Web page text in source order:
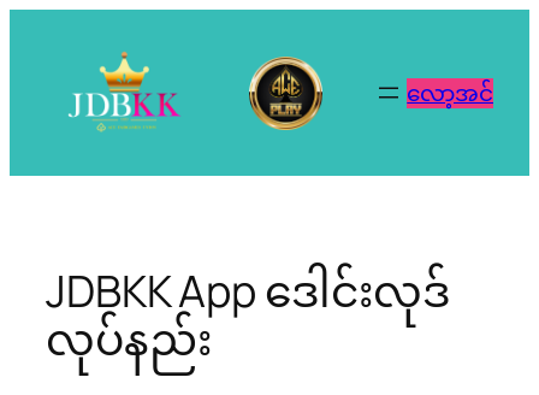
လော့အင်
JDBKK App ‌‌ဒေါင်းလုဒ်
လုပ်နည်း